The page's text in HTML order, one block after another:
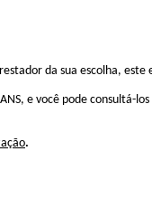
da sua escolha,
e você pode consultá-
.